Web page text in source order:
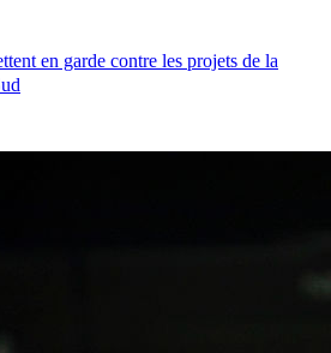
en garde contre les projets de la